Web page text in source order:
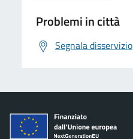
Problemi in città
Segnala disservizio